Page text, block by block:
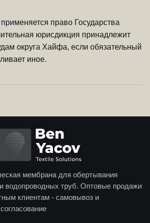
право Государства
юрисдикция принадлежит
округа Хайфа, если обязательный
иное.
мембрана для обертывания
водопроводных труб. Оптовые продажи
клиентам - самовывоз и